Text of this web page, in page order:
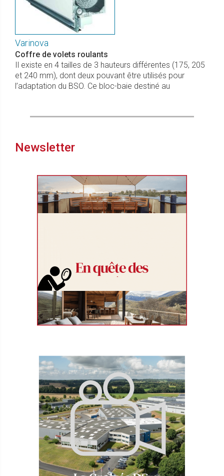
Varinova
Coffre de volets roulants
Il existe en 4 tailles de 3 hauteurs différentes (175, 205
et 240 mm), dont deux pouvant être utilisés pour
l’adaptation du BSO. Ce bloc-baie destiné au
Newsletter